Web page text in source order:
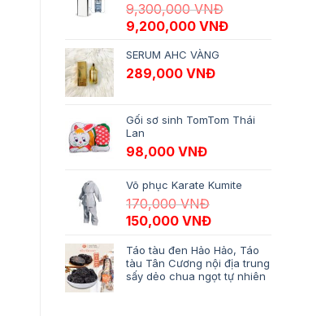
9,300,000VNĐ
Giá gốc là: 9,300,000 VNĐ.
9,200,000 VNĐGiá hiện tại là:
SERUM AHC VÀNG
289,000 VNĐ
Gối sơ sinh TomTom Thái
Lan
98,000 VNĐ
Võ phục Karate Kumite
170,000VNĐ
Giá gốc là: 170,000 VNĐ.
150,000 VNĐGiá hiện tại là:
Táo tàu đen Hảo Hảo, Táo
tàu Tân Cương nội địa trung
sấy dẻo chua ngọt tự nhiên